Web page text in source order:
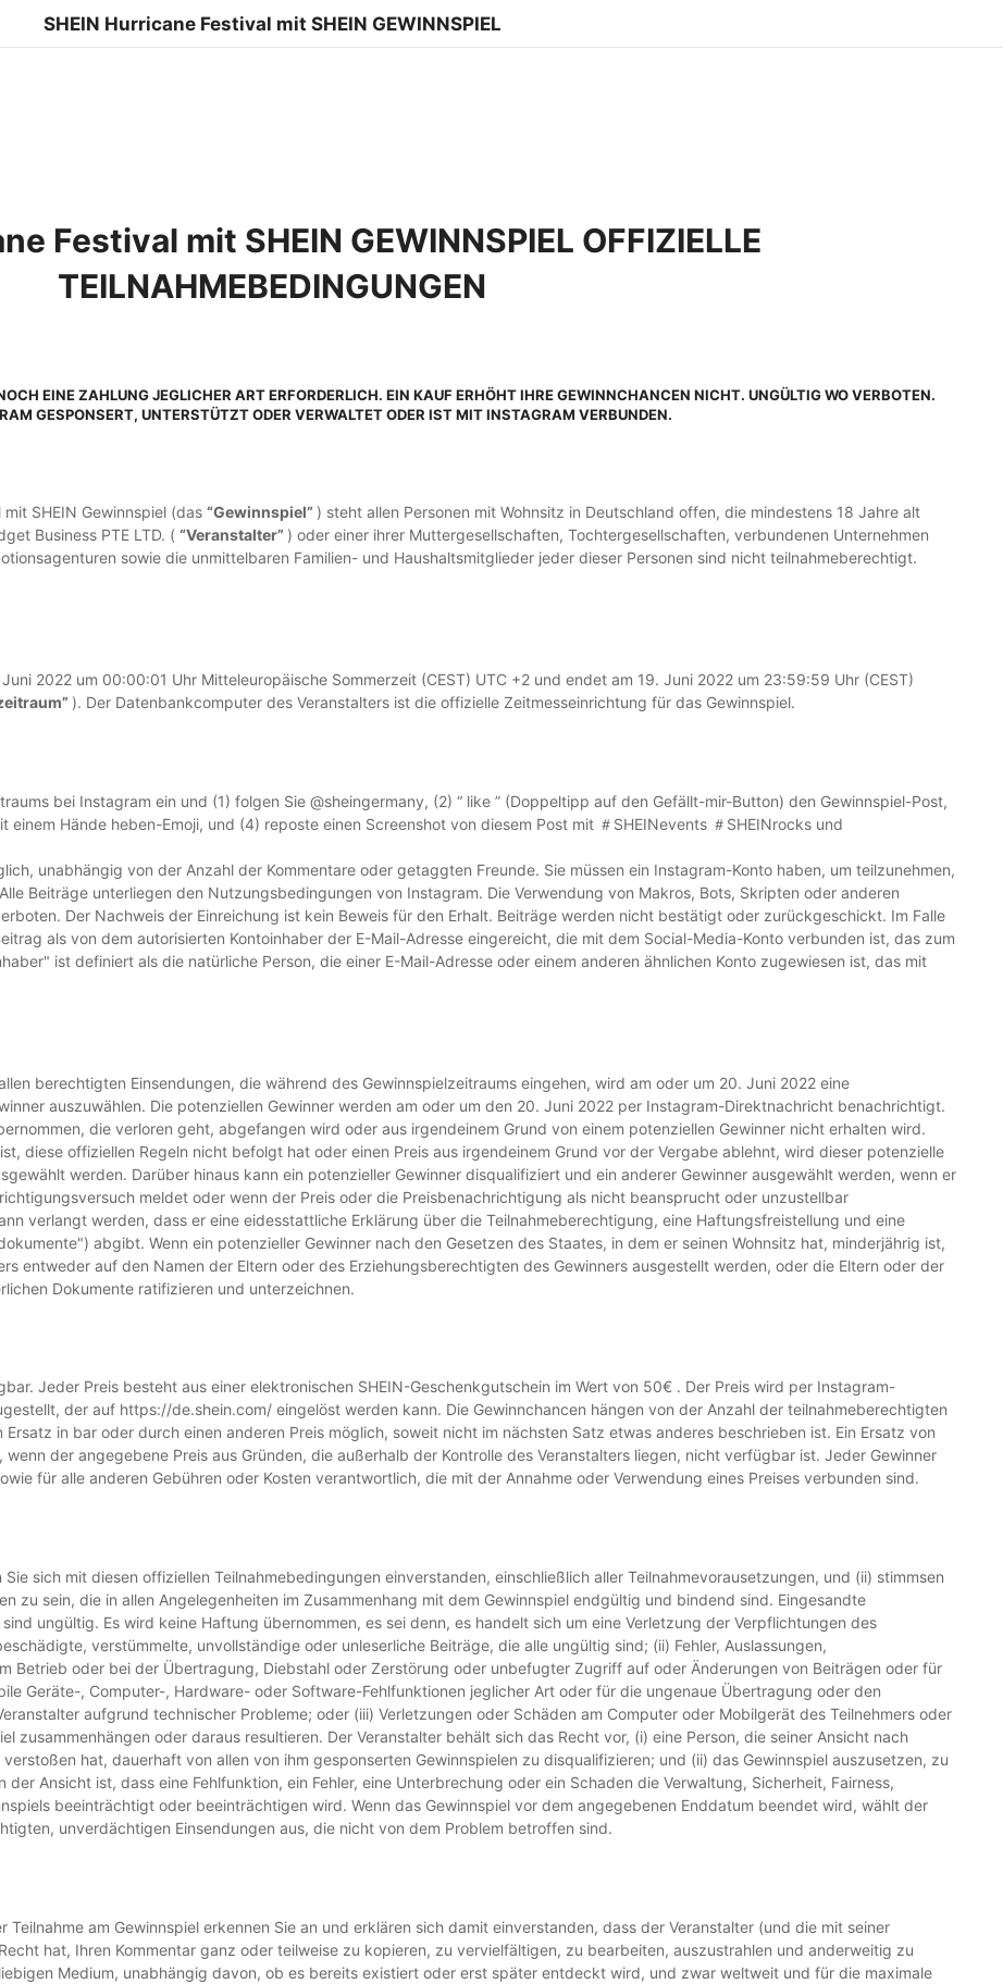
SHEIN Hurricane Festival mit SHEIN GEWINNSPIEL
Festival mit SHEIN GEWINNSPIEL OFFIZIELLE
TEILNAHMEBEDINGUNGEN
EINE ZAHLUNG JEGLICHER ART ERFORDERLICH. EIN KAUF ERHÖHT IHRE GEWINNCHANCEN NICHT. UNGÜLTIG WO VERBOTEN.
GESPONSERT, UNTERSTÜTZT ODER VERWALTET ODER IST MIT INSTAGRAM VERBUNDEN.
SHEIN Gewinnspiel (das “Gewinnspiel” ) steht allen Personen mit Wohnsitz in Deutschland offen, die mindestens 18 Jahre alt
Business PTE LTD. ( “Veranstalter” ) oder einer ihrer Muttergesellschaften, Tochtergesellschaften, verbundenen Unternehmen
sowie die unmittelbaren Familien- und Haushaltsmitglieder jeder dieser Personen sind nicht teilnahmeberechtigt.
2022 um 00:00:01 Uhr Mitteleuropäische Sommerzeit (CEST) UTC +2 und endet am 19. Juni 2022 um 23:59:59 Uhr (CEST)
). Der Datenbankcomputer des Veranstalters ist die offizielle Zeitmesseinrichtung für das Gewinnspiel.
bei Instagram ein und (1) folgen Sie @sheingermany, (2) “ like ” (Doppeltipp auf den Gefällt-mir-Button) den Gewinnspiel-Post,
Hände heben-Emoji, und (4) reposte einen Screenshot von diesem Post mit ＃SHEINevents ＃SHEINrocks und
unabhängig von der Anzahl der Kommentare oder getaggten Freunde. Sie müssen ein Instagram-Konto haben, um teilzunehmen,
Beiträge unterliegen den Nutzungsbedingungen von Instagram. Die Verwendung von Makros, Bots, Skripten oder anderen
Der Nachweis der Einreichung ist kein Beweis für den Erhalt. Beiträge werden nicht bestätigt oder zurückgeschickt. Im Falle
als von dem autorisierten Kontoinhaber der E-Mail-Adresse eingereicht, die mit dem Social-Media-Konto verbunden ist, das zum
ist definiert als die natürliche Person, die einer E-Mail-Adresse oder einem anderen ähnlichen Konto zugewiesen ist, das mit
berechtigten Einsendungen, die während des Gewinnspielzeitraums eingehen, wird am oder um 20. Juni 2022 eine
auszuwählen. Die potenziellen Gewinner werden am oder um den 20. Juni 2022 per Instagram-Direktnachricht benachrichtigt.
die verloren geht, abgefangen wird oder aus irgendeinem Grund von einem potenziellen Gewinner nicht erhalten wird.
diese offiziellen Regeln nicht befolgt hat oder einen Preis aus irgendeinem Grund vor der Vergabe ablehnt, wird dieser potenzielle
werden. Darüber hinaus kann ein potenzieller Gewinner disqualifiziert und ein anderer Gewinner ausgewählt werden, wenn er
meldet oder wenn der Preis oder die Preisbenachrichtigung als nicht beansprucht oder unzustellbar
verlangt werden, dass er eine eidesstattliche Erklärung über die Teilnahmeberechtigung, eine Haftungsfreistellung und eine
abgibt. Wenn ein potenzieller Gewinner nach den Gesetzen des Staates, in dem er seinen Wohnsitz hat, minderjährig ist,
entweder auf den Namen der Eltern oder des Erziehungsberechtigten des Gewinners ausgestellt werden, oder die Eltern oder der
Dokumente ratifizieren und unterzeichnen.
Jeder Preis besteht aus einer elektronischen SHEIN-Geschenkgutschein im Wert von 50€ . Der Preis wird per Instagram-
der auf https://de.shein.com/ eingelöst werden kann. Die Gewinnchancen hängen von der Anzahl der teilnahmeberechtigten
in bar oder durch einen anderen Preis möglich, soweit nicht im nächsten Satz etwas anderes beschrieben ist. Ein Ersatz von
der angegebene Preis aus Gründen, die außerhalb der Kontrolle des Veranstalters liegen, nicht verfügbar ist. Jeder Gewinner
für alle anderen Gebühren oder Kosten verantwortlich, die mit der Annahme oder Verwendung eines Preises verbunden sind.
sich mit diesen offiziellen Teilnahmebedingungen einverstanden, einschließlich aller Teilnahmevorausetzungen, und (ii) stimmsen
zu sein, die in allen Angelegenheiten im Zusammenhang mit dem Gewinnspiel endgültig und bindend sind. Eingesandte
ungültig. Es wird keine Haftung übernommen, es sei denn, es handelt sich um eine Verletzung der Verpflichtungen des
verstümmelte, unvollständige oder unleserliche Beiträge, die alle ungültig sind; (ii) Fehler, Auslassungen,
Betrieb oder bei der Übertragung, Diebstahl oder Zerstörung oder unbefugter Zugriff auf oder Änderungen von Beiträgen oder für
Geräte-, Computer-, Hardware- oder Software-Fehlfunktionen jeglicher Art oder für die ungenaue Übertragung oder den
aufgrund technischer Probleme; oder (iii) Verletzungen oder Schäden am Computer oder Mobilgerät des Teilnehmers oder
zusammenhängen oder daraus resultieren. Der Veranstalter behält sich das Recht vor, (i) eine Person, die seiner Ansicht nach
hat, dauerhaft von allen von ihm gesponserten Gewinnspielen zu disqualifizieren; und (ii) das Gewinnspiel auszusetzen, zu
Ansicht ist, dass eine Fehlfunktion, ein Fehler, eine Unterbrechung oder ein Schaden die Verwaltung, Sicherheit, Fairness,
beeinträchtigt oder beeinträchtigen wird. Wenn das Gewinnspiel vor dem angegebenen Enddatum beendet wird, wählt der
unverdächtigen Einsendungen aus, die nicht von dem Problem betroffen sind.
Teilnahme am Gewinnspiel erkennen Sie an und erklären sich damit einverstanden, dass der Veranstalter (und die mit seiner
hat, Ihren Kommentar ganz oder teilweise zu kopieren, zu vervielfältigen, zu bearbeiten, auszustrahlen und anderweitig zu
Medium, unabhängig davon, ob es bereits existiert oder erst später entdeckt wird, und zwar weltweit und für die maximale